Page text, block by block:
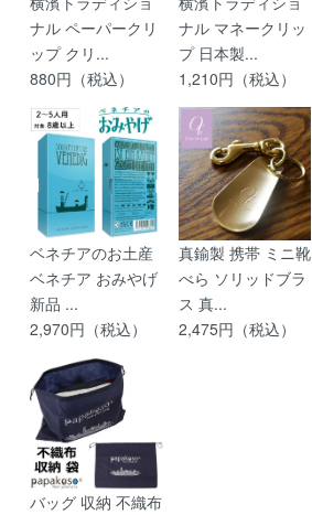
ナル ペーパークリ
ップ クリ...
880円（税込）
ナル マネークリッ
プ 日本製...
1,210円（税込）
ベネチアのお土産
ベネチア おみやげ
新品 ...
2,970円（税込）
真鍮製 携帯 ミニ靴
べら ソリッドブラ
ス 真...
2,475円（税込）
バッグ 収納 不織布